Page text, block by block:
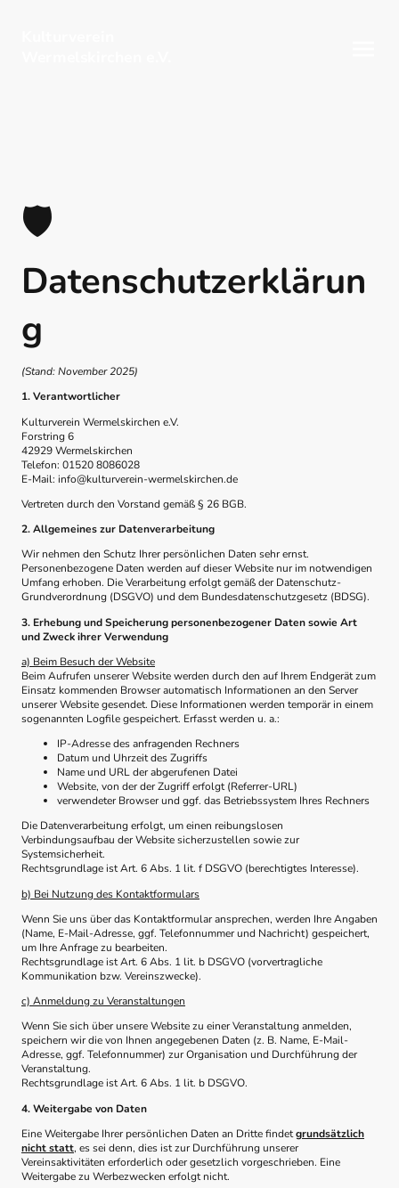
🛡️
Datenschutzerklärun
g
(Stand: November 2025)
1. Verantwortlicher
Kulturverein Wermelskirchen e.V.
Forstring 6
42929 Wermelskirchen
Telefon: 01520 8086028
E-Mail: info@kulturverein-wermelskirchen.de
Vertreten durch den Vorstand gemäß § 26 BGB.
2. Allgemeines zur Datenverarbeitung
Wir nehmen den Schutz Ihrer persönlichen Daten sehr ernst.
Personenbezogene Daten werden auf dieser Website nur im notwendigen
Umfang erhoben. Die Verarbeitung erfolgt gemäß der Datenschutz-
Grundverordnung (DSGVO) und dem Bundesdatenschutzgesetz (BDSG).
3. Erhebung und Speicherung personenbezogener Daten sowie Art
und Zweck ihrer Verwendung
a) Beim Besuch der Website
Beim Aufrufen unserer Website werden durch den auf Ihrem Endgerät zum
Einsatz kommenden Browser automatisch Informationen an den Server
unserer Website gesendet. Diese Informationen werden temporär in einem
sogenannten Logfile gespeichert. Erfasst werden u. a.:
IP-Adresse des anfragenden Rechners
Datum und Uhrzeit des Zugriffs
Name und URL der abgerufenen Datei
Website, von der der Zugriff erfolgt (Referrer-URL)
verwendeter Browser und ggf. das Betriebssystem Ihres Rechners
Die Datenverarbeitung erfolgt, um einen reibungslosen
Verbindungsaufbau der Website sicherzustellen sowie zur
Systemsicherheit.
Rechtsgrundlage ist Art. 6 Abs. 1 lit. f DSGVO (berechtigtes Interesse).
b) Bei Nutzung des Kontaktformulars
Wenn Sie uns über das Kontaktformular ansprechen, werden Ihre Angaben
(Name, E-Mail-Adresse, ggf. Telefonnummer und Nachricht) gespeichert,
um Ihre Anfrage zu bearbeiten.
Rechtsgrundlage ist Art. 6 Abs. 1 lit. b DSGVO (vorvertragliche
Kommunikation bzw. Vereinszwecke).
c) Anmeldung zu Veranstaltungen
Wenn Sie sich über unsere Website zu einer Veranstaltung anmelden,
speichern wir die von Ihnen angegebenen Daten (z. B. Name, E-Mail-
Adresse, ggf. Telefonnummer) zur Organisation und Durchführung der
Veranstaltung.
Rechtsgrundlage ist Art. 6 Abs. 1 lit. b DSGVO.
4. Weitergabe von Daten
Eine Weitergabe Ihrer persönlichen Daten an Dritte findetgrundsätzlich
nicht statt, es sei denn, dies ist zur Durchführung unserer
Vereinsaktivitäten erforderlich oder gesetzlich vorgeschrieben. Eine
Weitergabe zu Werbezwecken erfolgt nicht.